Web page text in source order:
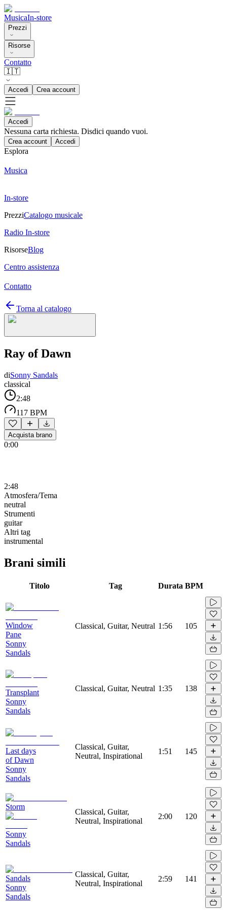
MusicaIn-store
Prezzi
Risorse
Contatto
🇮🇹
Accedi Crea account
Accedi
Nessuna carta richiesta. Disdici quando vuoi.
Crea account Accedi
Esplora
Musica
In-store
PrezziCatalogo musicale
Radio In-store
RisorseBlog
Centro assistenza
Contatto
Torna al catalogo
Ray of Dawn
diSonny Sandals
classical
2:48
117 BPM
Acquista brano
0:00
2:48
Atmosfera/Tema
neutral
Strumenti
guitar
Altri tag
instrumental
Brani simili
Titolo Tag Durata BPM
Window
Pane
Sonny
Sandals
Classical, Guitar, Neutral 1:56 105
Transplant
Sonny
Sandals
Classical, Guitar, Neutral 1:35 138
Last days
of Dawn
Sonny
Sandals
Classical, Guitar,
Neutral, Inspirational
1:51 145
Storm
Sonny
Sandals
Classical, Guitar,
Neutral, Inspirational
2:00 120
Sandals
Sonny
Sandals
Classical, Guitar,
Neutral, Inspirational
2:59 141